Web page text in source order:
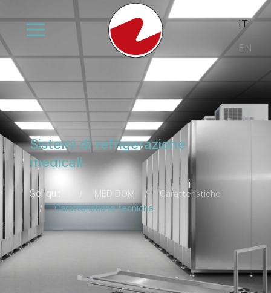
Seleziona
IT
EN
Sistemi di refrigerazione
medicali
Sei qui: MED DOM
Caratteristiche
Caratteristiche tecniche